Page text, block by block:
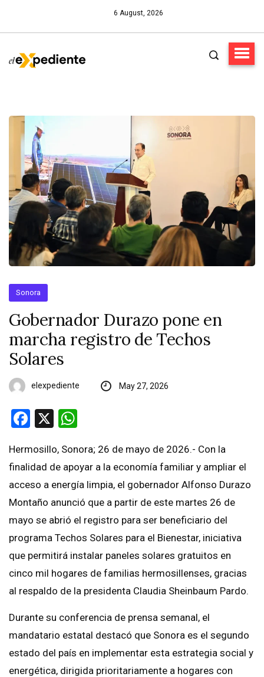
6 August, 2026
Sonora
Gobernador Durazo pone en
marcha registro de Techos
Solares
elexpediente May 27, 2026
Facebook
X
Hermosillo, Sonora; 26 de mayo de 2026.- Con la
finalidad de apoyar a la economía familiar y ampliar el
acceso a energía limpia, el gobernador Alfonso Durazo
Montaño anunció que a partir de este martes 26 de
mayo se abrió el registro para ser beneficiario del
programa Techos Solares para el Bienestar, iniciativa
que permitirá instalar paneles solares gratuitos en
cinco mil hogares de familias hermosillenses, gracias
al respaldo de la presidenta Claudia Sheinbaum Pardo.
Durante su conferencia de prensa semanal, el
mandatario estatal destacó que Sonora es el segundo
estado del país en implementar esta estrategia social y
energética, dirigida prioritariamente a hogares con